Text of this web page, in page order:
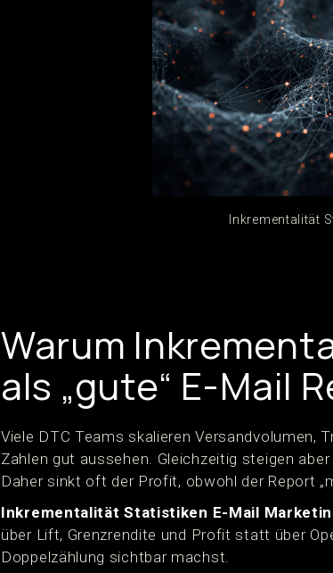
Inkrementalität
Warum
als „gute“ E-Mail
Viele DTC Teams skalieren Versandvolumen,
Zahlen gut aussehen. Gleichzeitig steigen
Daher sinkt oft der Profit, obwohl der Report
Inkrementalität Statistiken E-Mail
über Lift, Grenzrendite und Profit statt über
Doppelzählung sichtbar machst.